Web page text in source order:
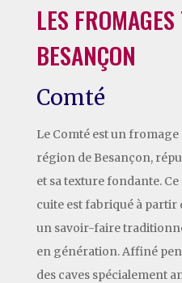
LES
BESANÇON
Comté
Le Comté est un
région de Besançon,
et sa texture fondante.
cuite est fabriqué à partir
un savoir-faire
en génération. Affiné
des caves spécialement